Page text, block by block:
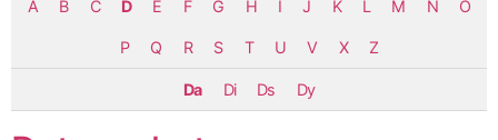
A B C D E F G H I J K L M N O
P Q R S T U V X Z
Da Di Ds Dy